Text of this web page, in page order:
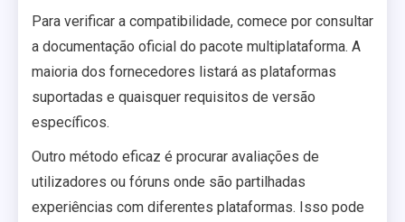
Para verificar a compatibilidade, comece por consultar
a documentação oficial do pacote multiplataforma. A
maioria dos fornecedores listará as plataformas
suportadas e quaisquer requisitos de versão
específicos.
Outro método eficaz é procurar avaliações de
utilizadores ou fóruns onde são partilhadas
experiências com diferentes plataformas. Isso pode